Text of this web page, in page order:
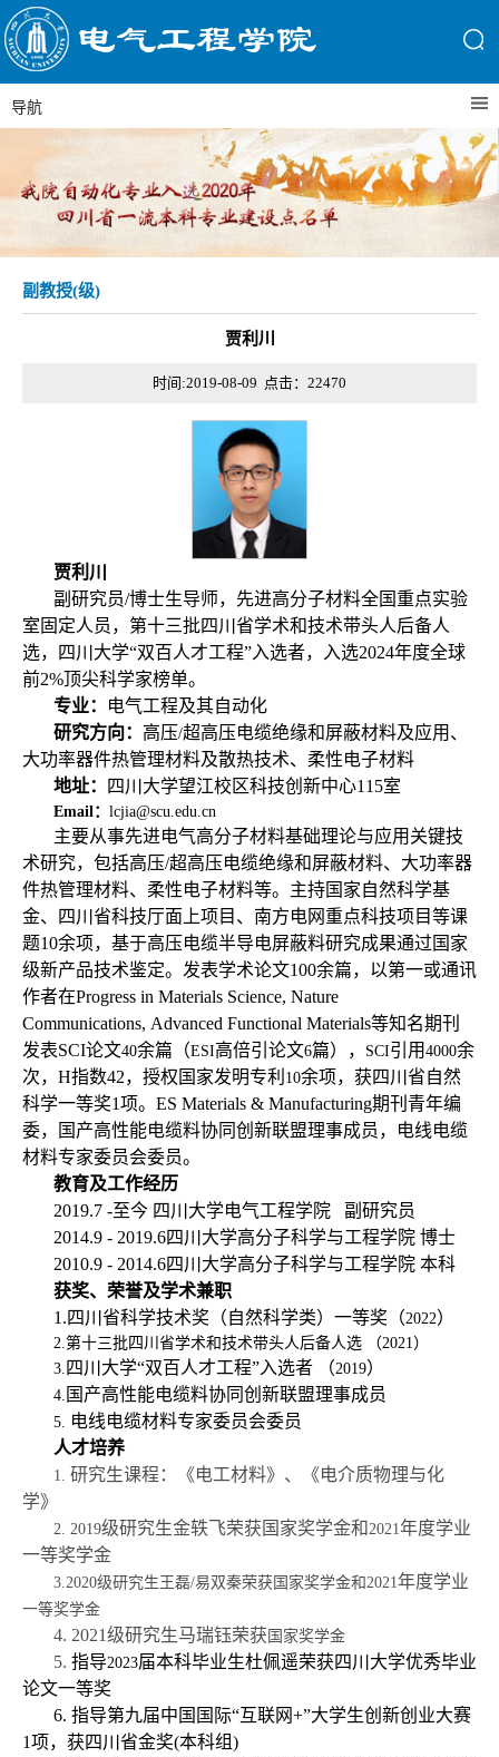
导航
副教授(级)
贾利川
时间:2019-08-09 点击： 22470
贾利川
副研究员/博士生导师，先进高分子材料全国重点实验
室固定人员，第十三批四川省学术和技术带头人后备人
选，四川大学“双百人才工程”入选者，入选2024年度全球
前2%顶尖科学家榜单。
专业：
电气工程及其自动化
研究方向： 高压/超高压电缆绝缘和屏蔽材料及应用、
大功率器件热管理材料及散热技术、柔性电子材料
地址：
四川大学望江校区科技创新中心115室
Email： lcjia@scu.edu.cn
主要从事先进电气高分子材料基础理论与应用关键技
术研究，包括高压/超高压电缆绝缘和屏蔽材料、大功率器
件热管理材料、柔性电子材料等。主持国家自然科学基
金、四川省科技厅面上项目、南方电网重点科技项目等课
题10余项，基于高压电缆半导电屏蔽料研究成果通过国家
级新产品技术鉴定。发表学术论文100余篇， 以第一或通讯
作者在Progress in Materials Science, Nature
Communications, Advanced Functional Materials等知名期刊
发表SCI论文40余篇（ESI高倍引论文6篇）， SCI引用 4000余
次， H指数42， 授权国家发明专利 10余项，获四川省自然
科学一等奖1项。 ES Materials & Manufacturing期刊青年编
委，
国产高性能电缆料协同创新联盟理事成员，
电线电缆
材料专家委员会委员。
教育及工作经历
2019.7 -至今 四川大学电气工程学院
副研究员
2014.9 - 2019.6四川大学高分子科学与工程学院 博士
2010.9 - 2014.6四川大学高分子科学与工程学院 本科
获奖、荣誉及学术兼职
1.四川省科学技术奖（自然科学类）一等奖 （2022）
2. 第十三批四川省学术和技术带头人后备人选 （2021）
3. 四川大学“双百人才工程”入选者 （2019）
4. 国产高性能电缆料协同创新联盟理事成员
5.
电线电缆材料专家委员会委员
人才培养
1. 研究生课程：《电工材料》、《电介质物理与化
学》
2. 2019级研究生金轶飞荣获国家奖学金和 2021年度学业
一等奖学金
3. 2020级研究生王磊/易双秦荣获国家奖学金和2021年度学业
一等奖学金
4. 2021级研究生马瑞钰荣获 国家奖学金
5. 指导2023届本科毕业生杜佩遥荣获四川大学优秀毕业
论文一等奖
6. 指导第九届中国国际“互联网+”大学生创新创业大赛
1项，获四川省金奖(本科组)